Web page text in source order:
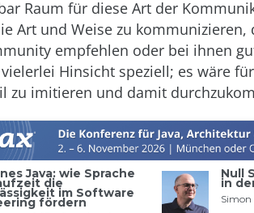
Raum für diese Art der
Art und Weise zu kommunizieren,
empfehlen oder bei ihnen
Hinsicht speziell; es wäre
zu imitieren und damit